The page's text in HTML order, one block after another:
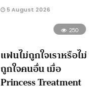
5 August 2026
250
แฟนไม่ถูกใจเราหรือไม่
ถูกใจคนอื่น เมื่อ
Princess Treatment